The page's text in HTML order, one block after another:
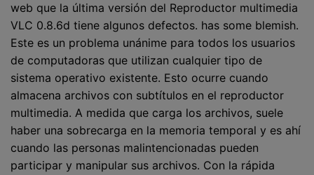
web que la última versión del Reproductor multimedia
VLC 0.8.6d tiene algunos defectos. has some blemish.
Este es un problema unánime para todos los usuarios
de computadoras que utilizan cualquier tipo de
sistema operativo existente. Esto ocurre cuando
almacena archivos con subtítulos en el reproductor
multimedia. A medida que carga los archivos, suele
haber una sobrecarga en la memoria temporal y es ahí
cuando las personas malintencionadas pueden
participar y manipular sus archivos. Con la rápida